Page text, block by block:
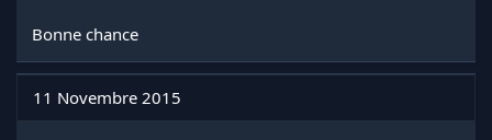
Bonne chance
11 Novembre 2015